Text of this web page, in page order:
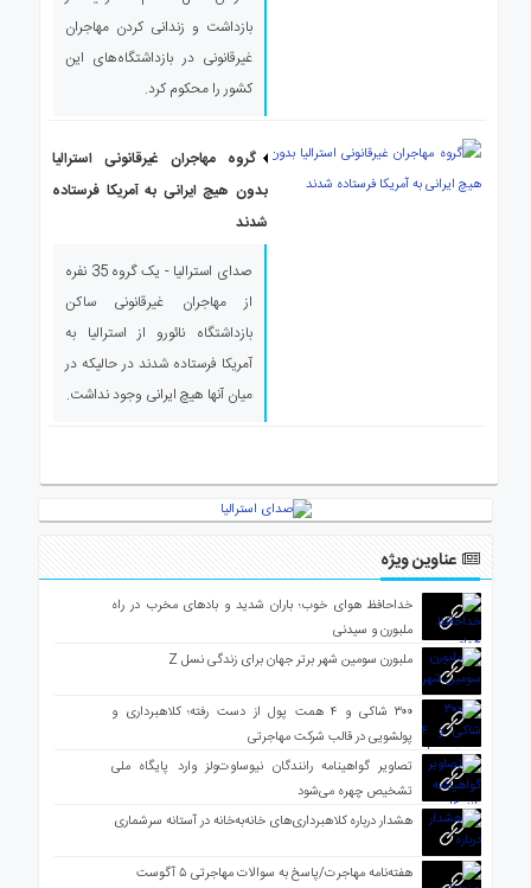
بازداشت و زندانی کردن مهاجران
غیرقانونی در بازداشتگاه‌های این
کشور را محکوم کرد.
گروه مهاجران غیرقانونی استرالیا
بدون هیچ ایرانی به آمریکا فرستاده
شدند
صدای استرالیا - یک گروه 35 نفره
از مهاجران غیرقانونی ساکن
بازداشتگاه نائورو از استرالیا به
آمریکا فرستاده شدند در حالیکه در
میان آنها هیچ ایرانی وجود نداشت.
عناوین ویژه
خداحافظ هوای خوب؛ باران شدید و بادهای مخرب در راه
ملبورن و سیدنی
ملبورن سومین شهر برتر جهان برای زندگی نسل Z
۳۰۰ شاکی و ۴ همت پول از دست رفته؛ کلاهبرداری و
پولشویی در قالب شرکت مهاجرتی
تصاویر گواهینامه رانندگان نیوساوت‌ولز وارد پایگاه ملی
تشخیص چهره می‌شود
هشدار درباره کلاهبرداری‌های خانه‌به‌خانه در آستانه سرشماری
هفته‌نامه مهاجرت/پاسخ به سوالات مهاجرتی ۵ آگوست